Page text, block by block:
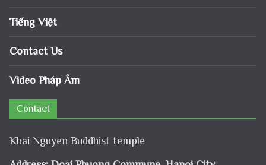
Tiếng Việt
Contact Us
Video Pháp Âm
Contact
Khai Nguyen Buddhist temple